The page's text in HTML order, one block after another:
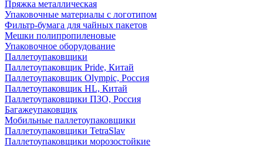
Пряжка металлическая
Упаковочные материалы с логотипом
Фильтр-бумага для чайных пакетов
Мешки полипропиленовые
Упаковочное оборудование
Паллетоупаковщики
Паллетоупаковщик Pride, Китай
Паллетоупаковщик Olympic, Россия
Паллетоупаковщик HL, Китай
Паллетоупаковщики ПЗО, Россия
Багажеупаковщик
Мобильные паллетоупаковщики
Паллетоупаковщики TetraSlav
Паллетоупаковщики морозостойкие